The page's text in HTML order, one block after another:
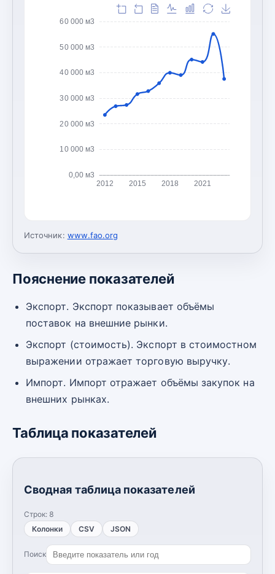
0,00 м3
10 000 м3
20 000 м3
30 000 м3
40 000 м3
50 000 м3
60 000 м3
2012 2015 2018 2021
Источник: www.fao.org
Пояснение показателей
Экспорт. Экспорт показывает объёмы
поставок на внешние рынки.
Экспорт (стоимость). Экспорт в стоимостном
выражении отражает торговую выручку.
Импорт. Импорт отражает объёмы закупок на
внешних рынках.
Таблица показателей
Сводная таблица показателей
Строк: 8
Колонки
CSV JSON
Поиск